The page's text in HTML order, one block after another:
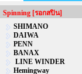
Spinning [รอกสปิน]
SHIMANO
DAIWA
PENN
BANAX
LINE WINDER
Hemingway